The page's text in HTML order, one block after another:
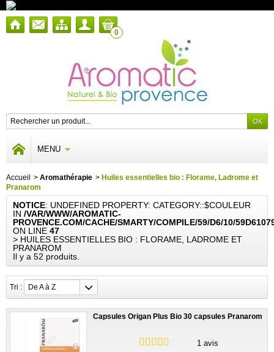
0
MENU
Accueil > Aromathérapie > Huiles essentielles bio : Florame, Ladrome et
Pranarom
NOTICE: UNDEFINED PROPERTY: CATEGORY::$COULEUR
IN /VAR/WWW/AROMATIC-
PROVENCE.COM/CACHE/SMARTY/COMPILE/59/D6/10/
ON LINE 47
> HUILES ESSENTIELLES BIO : FLORAME, LADROME ET
PRANAROM
Il y a 52 produits.
Tri : De A à Z
Capsules Origan Plus Bio 30 capsules Pranarom
1 avis